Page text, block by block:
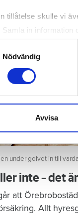
tillåtelse skulle vi
Samla in information
Identifiera din enhet
på mer om hur
tillbaka ditt
medier och
medier och
Nödvändig
Avvisa
under golvet in till
inte – det
att
Allt